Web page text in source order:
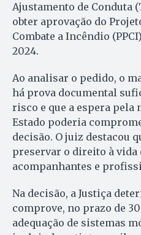
Ajustamento de Conduta
obter aprovação do
Combate a Incêndio
2024.
Ao analisar o pedido, o
há prova documental
risco e que a espera pela
Estado poderia
decisão. O juiz destacou
preservar o direito à vida
acompanhantes e
Na decisão, a Justiça
comprove, no prazo de
adequação de sistemas